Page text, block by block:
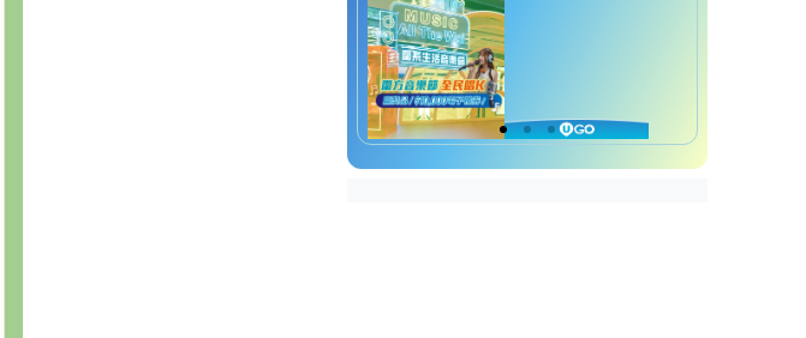
支援基层学生获赠iPad
中电电费补贴︱7. 中电重新校验
及节能科技资助试验计划
中电电费补贴︱8. 社区客厅资助